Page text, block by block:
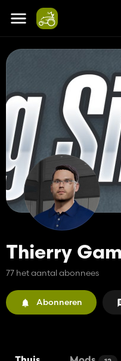
Thierry
77 het aantal abonnees
Abonneren